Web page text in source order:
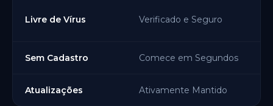
Livre de Vírus Verificado e Seguro
Sem Cadastro Comece em Segundos
Atualizações Ativamente Mantido